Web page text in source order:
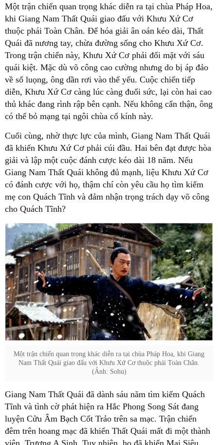
Một trận chiến quan trọng khác diễn ra tại chùa Pháp Hoa,
khi Giang Nam Thất Quái giao đấu với Khưu Xứ Cơ
thuộc phái Toàn Chân. Để hóa giải ân oán kéo dài, Thất
Quái đã nương tay, chừa đường sống cho Khưu Xứ Cơ.
Trong trận chiến này, Khưu Xứ Cơ phải đối mặt với sáu
quái kiệt. Mặc dù võ công cao cường nhưng do bị áp đảo
về số luọng, ông dần rơi vào thế yếu. Cuộc chiến tiếp
diễn, Khưu Xứ Cơ càng lúc càng đuối sức, lại còn hai cao
thủ khác đang rình rập bên cạnh. Nếu không cẩn thận, ông
có thể bỏ mạng tại ngôi chùa cổ kính này.
Cuối cùng, nhờ thực lực của mình, Giang Nam Thất Quái
đã khiến Khưu Xứ Cơ phải cúi đầu. Hai bên đạt được hòa
giải và lập một cuộc đánh cược kéo dài 18 năm. Nếu
Giang Nam Thất Quái không đủ mạnh, liệu Khưu Xứ Cơ
có đánh cược với họ, thậm chí còn yêu cầu họ tìm kiếm
mẹ con Quách Tĩnh và đảm nhận trọng trách dạy võ công
cho Quách Tĩnh?
Một trận chiến quan trọng khác diễn ra tại chùa Pháp Hoa, khi Giang
Nam Thất Quái giao đấu với Khưu Xứ Cơ thuộc phái Toàn Chân.
(Ảnh: Sohu)
Giang Nam Thất Quái đã dành sáu năm tìm kiếm Quách
Tĩnh và tình cờ phát hiện ra Hắc Phong Song Sát đang
luyện Cửu Âm Bạch Cốt Trảo trên sa mạc. Trận chiến
đêm trên hoang mạc đã khiến Thất Quái mất đi một thành
viên, Trương A Sinh. Tuy nhiên, họ đã khiến Mai Siêu